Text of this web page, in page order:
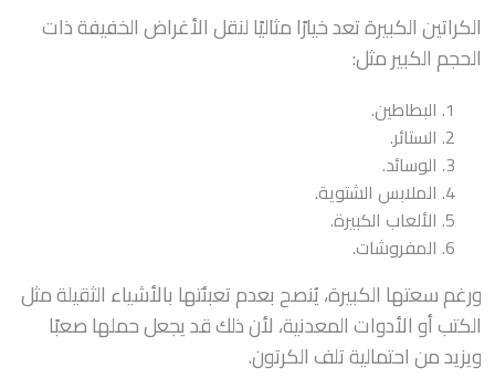
الكراتين الكبيرة تعد خيارًا مثاليًا لنقل الأغراض الخفيفة ذات
الحجم الكبير مثل:
البطاطين.
الستائر.
الوسائد.
الملابس الشتوية.
الألعاب الكبيرة.
المفروشات.
ورغم سعتها الكبيرة، يُنصح بعدم تعبئتها بالأشياء الثقيلة مثل
الكتب أو الأدوات المعدنية، لأن ذلك قد يجعل حملها صعبًا
ويزيد من احتمالية تلف الكرتون.